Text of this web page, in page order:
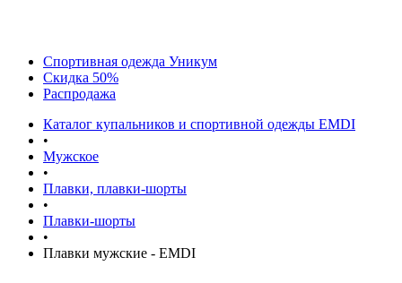
Спортивная одежда Уникум
Скидка 50%
Распродажа
Каталог купальников и спортивной одежды EMDI
•
Мужское
•
Плавки, плавки-шорты
•
Плавки-шорты
•
Плавки мужские - EMDI